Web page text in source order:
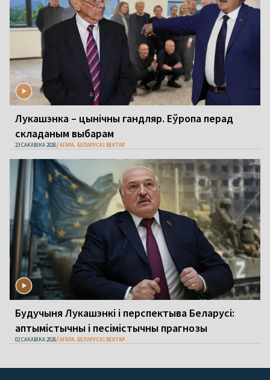
Лукашэнка – цынічны гандляр. Еўропа перад
складаным выбарам
23 САКАВІКА 2026 АГАРА. БЕЛАРУСКІ ВЕКТАР
Будучыня Лукашэнкі і перспектыва Беларусі:
аптымістычны і песімістычны прагнозы
02 САКАВІКА 2026 АГАРА. БЕЛАРУСКІ ВЕКТАР